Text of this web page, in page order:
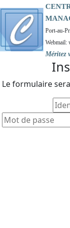
Port-au-
Webmail:
Méritez
Le formulaire